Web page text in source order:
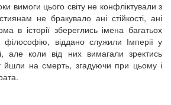
вимоги цього світу не конфліктували з
не бракувало ані стійкості, ані
в історії збереглись імена багатьох
віддано служили Імперії у
але коли від них вимагали зректись
йшли на смерть, згадуючи при цьому і